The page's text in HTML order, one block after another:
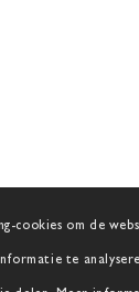
cookies om de
te